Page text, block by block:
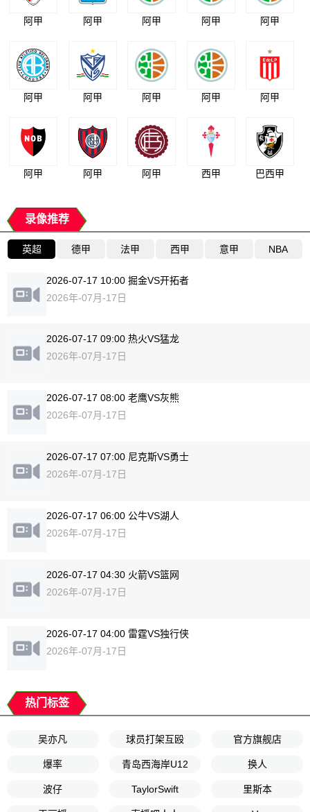
阿甲 阿甲 阿甲 阿甲 阿甲
阿甲 阿甲 阿甲 阿甲 阿甲
阿甲 阿甲 阿甲 西甲 巴西甲
录像推荐
英超 德甲 法甲 西甲 意甲 NBA
2026-07-17 10:00 掘金VS开拓者
2026年-07月-17日
2026-07-17 09:00 热火VS猛龙
2026年-07月-17日
2026-07-17 08:00 老鹰VS灰熊
2026年-07月-17日
2026-07-17 07:00 尼克斯VS勇士
2026年-07月-17日
2026-07-17 06:00 公牛VS湖人
2026年-07月-17日
2026-07-17 04:30 火箭VS篮网
2026年-07月-17日
2026-07-17 04:00 雷霆VS独行侠
2026年-07月-17日
热门标签
吴亦凡 球员打架互殴 官方旗舰店
爆率 青岛西海岸U12 换人
波仔 TaylorSwift 里斯本